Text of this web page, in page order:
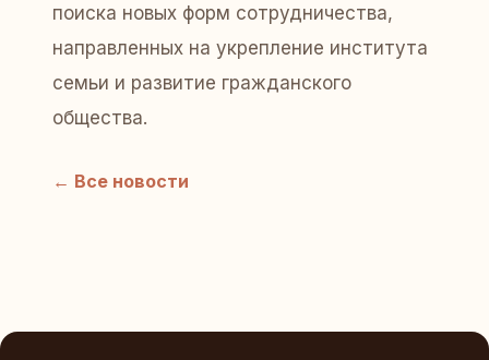
поиска новых форм сотрудничества,
направленных на укрепление института
семьи и развитие гражданского
общества.
← Все новости